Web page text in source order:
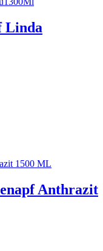
Linda
Anthrazit